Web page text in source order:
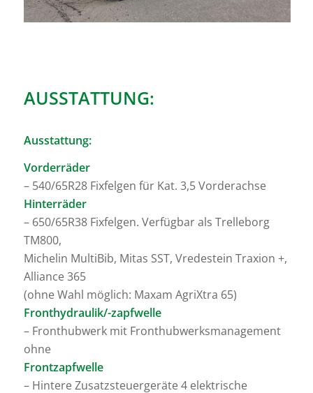
AUSSTATTUNG:
Ausstattung:
Vorderräder
– 540/65R28 Fixfelgen für Kat. 3,5 Vorderachse
Hinterräder
– 650/65R38 Fixfelgen. Verfügbar als Trelleborg
TM800,
Michelin MultiBib, Mitas SST, Vredestein Traxion +,
Alliance 365
(ohne Wahl möglich: Maxam AgriXtra 65)
Fronthydraulik/-zapfwelle
– Fronthubwerk mit Fronthubwerksmanagement
ohne
Frontzapfwelle
– Hintere Zusatzsteuergeräte 4 elektrische